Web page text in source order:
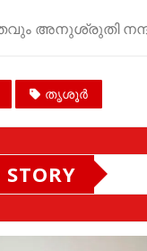
അനുശ്രുതി
തൃശൂർ
STORY